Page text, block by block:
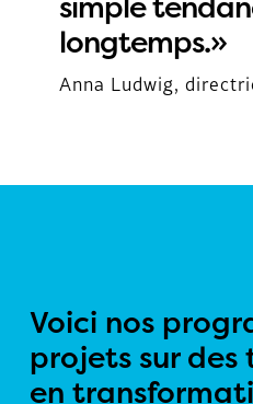
simple
longtemps.»
Anna Ludwig,
Voici nos
projets sur
en